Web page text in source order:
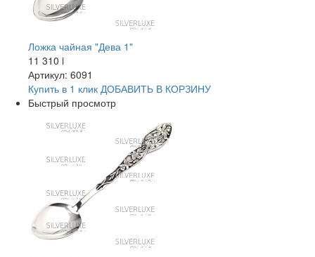
Ложка чайная "Дева 1"
11 310 i
Артикул: 6091
Купить в 1 клик ДОБАВИТЬ В КОРЗИНУ
Быстрый просмотр